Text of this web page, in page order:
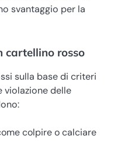
svantaggio per la
cartellino rosso
sulla base di criteri
violazione delle
colpire o calciare